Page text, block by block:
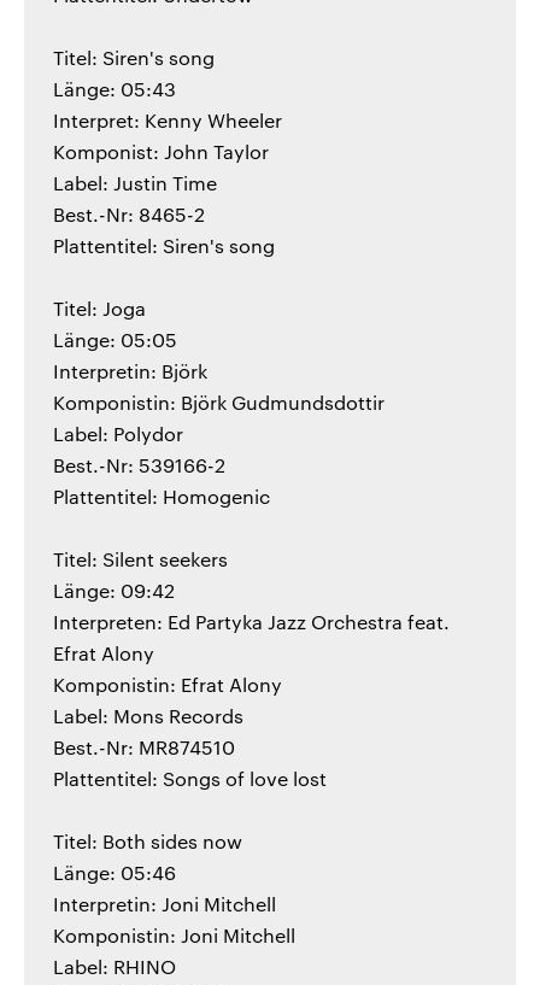
Titel: Siren's song
Länge: 05:43
Interpret: Kenny Wheeler
Komponist: John Taylor
Label: Justin Time
Best.-Nr: 8465-2
Plattentitel: Siren's song
Titel: Joga
Länge: 05:05
Interpretin: Björk
Komponistin: Björk Gudmundsdottir
Label: Polydor
Best.-Nr: 539166-2
Plattentitel: Homogenic
Titel: Silent seekers
Länge: 09:42
Interpreten: Ed Partyka Jazz Orchestra feat.
Efrat Alony
Komponistin: Efrat Alony
Label: Mons Records
Best.-Nr: MR874510
Plattentitel: Songs of love lost
Titel: Both sides now
Länge: 05:46
Interpretin: Joni Mitchell
Komponistin: Joni Mitchell
Label: RHINO